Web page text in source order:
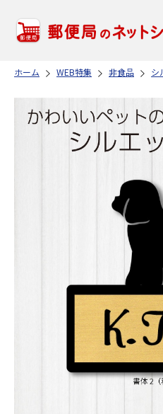
ホーム WEB特集 非食品 シ